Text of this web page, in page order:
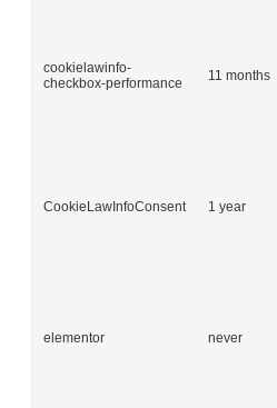
cookielawinfo-
checkbox-performance
11 months
CookieLawInfoConsent 1 year
elementor never